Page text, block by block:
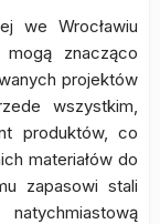
we Wrocławiu
znacząco
projektów
wszystkim,
produktów, co
materiałów do
zapasowi stali